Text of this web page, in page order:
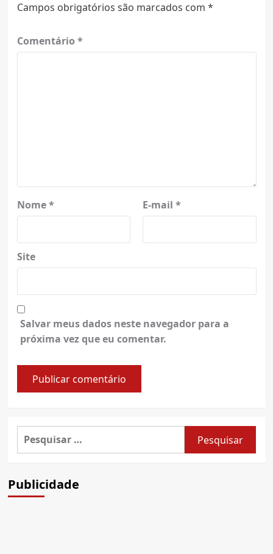
Campos obrigatórios são marcados com *
Comentário *
Nome* E-mail *
Site
Salvar meus dados neste navegador para a
próxima vez que eu comentar.
Pesquisar
Publicidade